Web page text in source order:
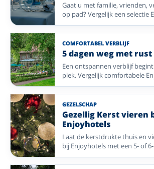
Gaat u met familie, vrienden,
op pad? Vergelijk een selectie
veel kamers, gezamenlijke
prettige bestemmingen.
COMFORTABEL VERBLIJF
5 dagen weg met
Een ontspannen verblijf
plek. Vergelijk comfortabele
op landgoederen en in groene
rustig kunt genieten.
GEZELSCHAP
Gezellig Kerst vieren
Enjoyhotels
Laat de kerstdrukte thuis en
bij Enjoyhotels met een 5- of
kerstarrangement, feestelijke
stad, kust of natuur.